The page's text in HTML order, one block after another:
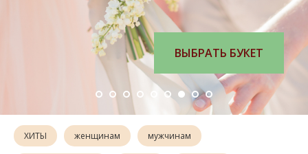
ВЫБРАТЬ
ХИТЫ женщинам мужчинам